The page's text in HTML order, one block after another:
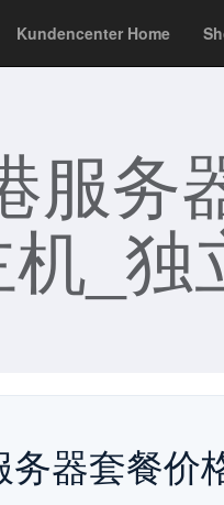
Kundencenter Home
服务
_独
务器套餐价